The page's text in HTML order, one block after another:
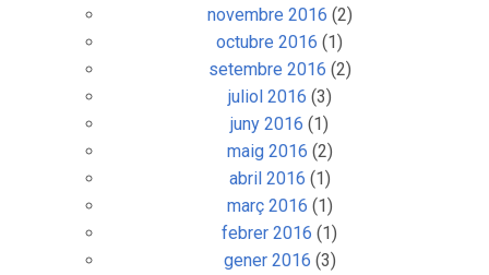
novembre 2016 (2)
octubre 2016 (1)
setembre 2016 (2)
juliol 2016 (3)
juny 2016 (1)
maig 2016 (2)
abril 2016 (1)
març 2016 (1)
febrer 2016 (1)
gener 2016 (3)